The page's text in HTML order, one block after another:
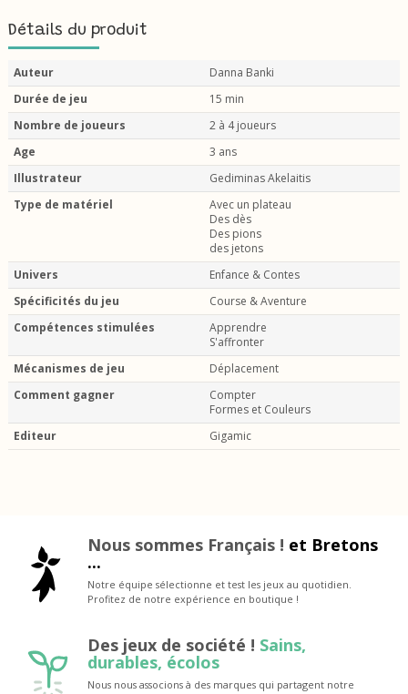
Détails du produit
Auteur
Danna Banki
Durée de jeu
15 min
Nombre de joueurs
2 à 4 joueurs
Age
3 ans
Illustrateur
Gediminas Akelaitis
Type de matériel
Avec un plateau
Des dès
Des pions
des jetons
Univers
Enfance & Contes
Spécificités du jeu
Course & Aventure
Compétences stimulées
Apprendre
S'affronter
Mécanismes de jeu
Déplacement
Comment gagner
Compter
Formes et Couleurs
Editeur
Gigamic
Nous sommes Français ! et Bretons
...
Notre équipe sélectionne et test les jeux au quotidien.
Profitez de notre expérience en boutique !
Des jeux de société ! Sains,
durables, écolos
Nous nous associons à des marques qui partagent notre